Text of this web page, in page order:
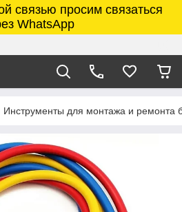
связью просим связаться
WhatsApp
Инструменты для монтажа и ремонта